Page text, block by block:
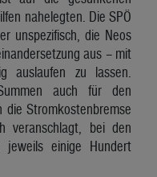
nahelegten. Die SPÖ
unspezifisch, die Neos
aus – mit
auslaufen zu lassen.
auch für den
die Stromkostenbremse
veranschlagt, bei den
einige Hundert